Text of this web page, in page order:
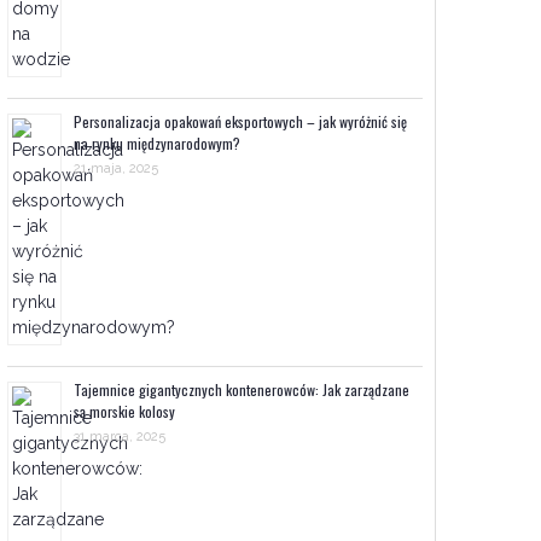
Personalizacja opakowań eksportowych – jak wyróżnić się
na rynku międzynarodowym?
21 maja, 2025
Tajemnice gigantycznych kontenerowców: Jak zarządzane
są morskie kolosy
31 marca, 2025